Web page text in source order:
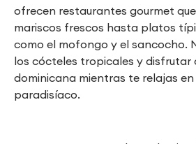
ofrecen restaurantes gourmet
mariscos frescos hasta platos
como el mofongo y el sancocho.
los cócteles tropicales y disfrutar
dominicana mientras te relajas
paradisíaco.